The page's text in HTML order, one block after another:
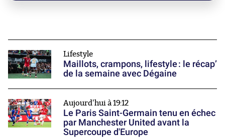
Lifestyle
Maillots, crampons, lifestyle : le récap’
de la semaine avec Dégaine
Aujourd'hui à 19:12
Le Paris Saint-Germain tenu en échec
par Manchester United avant la
Supercoupe d'Europe